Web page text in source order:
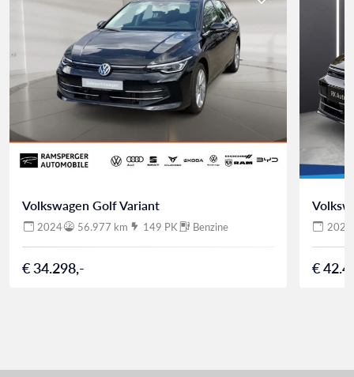
Volkswagen Golf Variant
2024 56.977 km 149 PK Benzine
€ 34.298,-
2024
€